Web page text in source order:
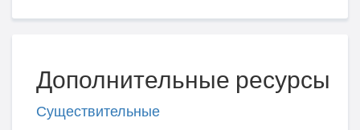
Дополнительные ресурсы
Существительные